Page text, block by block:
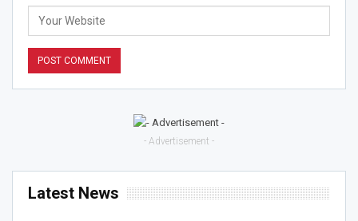
- Advertisement -
Latest News